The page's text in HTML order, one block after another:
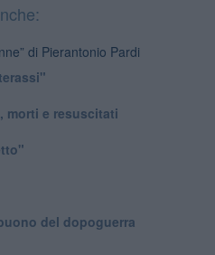
di Pierantonio Pardi
morti e resuscitati
del dopoguerra